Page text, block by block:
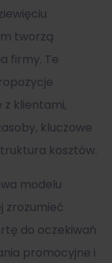
tworzą
firmy. Te
z klientami,
kluczowe
kosztów.
modelu
zrozumieć
do oczekiwań
promocyjne i